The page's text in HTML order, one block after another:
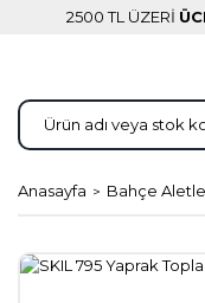
2500 TL ÜZERİ
Anasayfa Bahçe